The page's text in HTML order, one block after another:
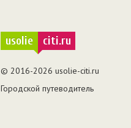
usolie citi.ru
© 2016-2026 usolie-citi.ru
Городской путеводитель